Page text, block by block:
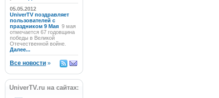
05.05.2012
UniverTV поздравляет
пользователей с
праздником 9 Мая 9 мая
отмечается 67 годовщина
победы в Великой
Отечественной войне.
Далее...
Все новости »
UniverTV.ru на сайтах: